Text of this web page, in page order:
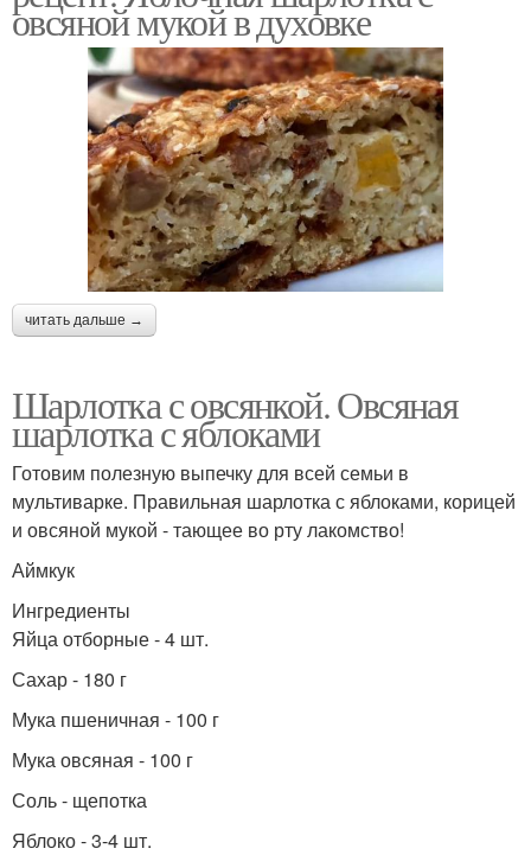
овсяной мукой в духовке
читать дальше →
Шарлотка с овсянкой. Овсяная
шарлотка с яблоками
Готовим полезную выпечку для всей семьи в
мультиварке. Правильная шарлотка с яблоками, корицей
и овсяной мукой - тающее во рту лакомство!
Аймкук
Ингредиенты
Яйца отборные - 4 шт.
Сахар - 180 г
Мука пшеничная - 100 г
Мука овсяная - 100 г
Соль - щепотка
Яблоко - 3-4 шт.